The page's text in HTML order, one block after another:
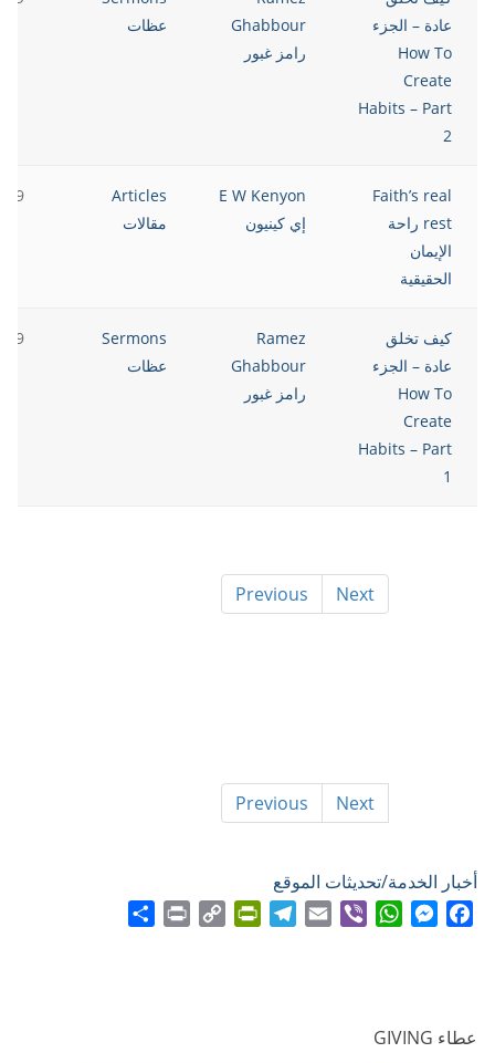
عادة – الجزء
How To
Create
Habits – Part
2
Ghabbour
رامز غبور
عظات
Faith’s real
rest راحة
الإيمان
الحقيقية
E W Kenyon
إي كينيون
Articles
مقالات
كيف تخلق
عادة – الجزء
How To
Create
Habits – Part
1
Ramez
Ghabbour
رامز غبور
Sermons
عظات
Previous Next
Previous Next
أخبار الخدمة/تحديثات الموقع
عطاء GIVING